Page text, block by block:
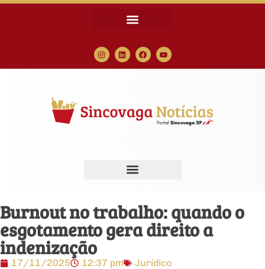
Burnout no trabalho: quando o
esgotamento gera direito a
indenização
17/11/2025 12:37 pm Jurídico